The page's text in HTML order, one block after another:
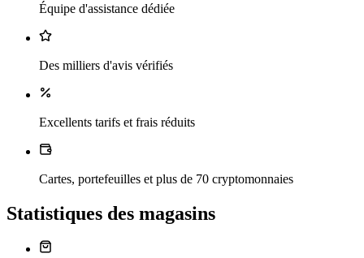
Équipe d'assistance dédiée
Des milliers d'avis vérifiés
Excellents tarifs et frais réduits
Cartes, portefeuilles et plus de 70 cryptomonnaies
Statistiques des magasins